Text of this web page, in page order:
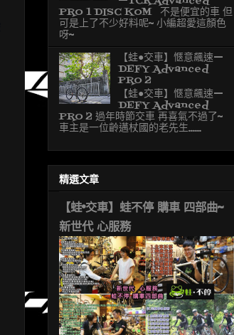
PRO 1 DISC KOM 不是便宜的車 但
可是上了不少好料呢~ 小編超愛這顏色
呀~
【蛙●交車】愜意飆速—
DEFY Advanced
PRO 2
【蛙●交車】愜意飆速—
DEFY Advanced
PRO 2 過年時節交車 再喜氣不過了~
車主是一位齡邁杖國的老先生......
精選文章
【蛙•交車】蛙不停 購車 四部曲~
新世代 心服務